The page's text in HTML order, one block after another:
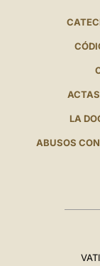
LA
ABUSOS